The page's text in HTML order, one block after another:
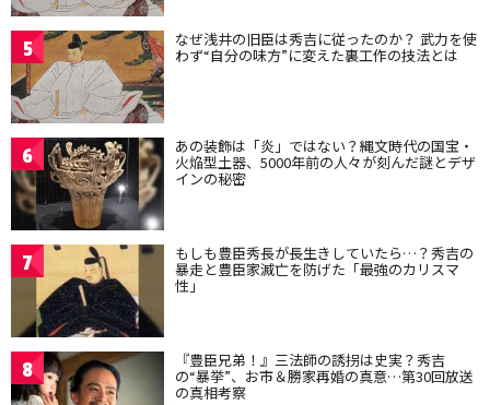
5 なぜ浅井の旧臣は秀吉に従ったのか？ 武力を使
わず“自分の味方”に変えた裏工作の技法とは
6 あの装飾は「炎」ではない？縄文時代の国宝・
火焔型土器、5000年前の人々が刻んだ謎とデザ
インの秘密
7 もしも豊臣秀長が長生きしていたら…？秀吉の
暴走と豊臣家滅亡を防げた「最強のカリスマ
性」
8 『豊臣兄弟！』三法師の誘拐は史実？秀吉
の“暴挙”、お市＆勝家再婚の真意…第30回放送
の真相考察